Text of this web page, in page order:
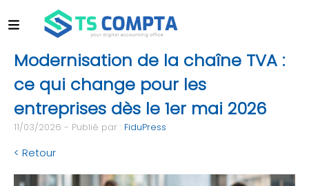
Modernisation de la chaîne TVA :
ce qui change pour les
entreprises dès le 1er mai 2026
11/03/2026 - Publié par : FiduPress
< Retour